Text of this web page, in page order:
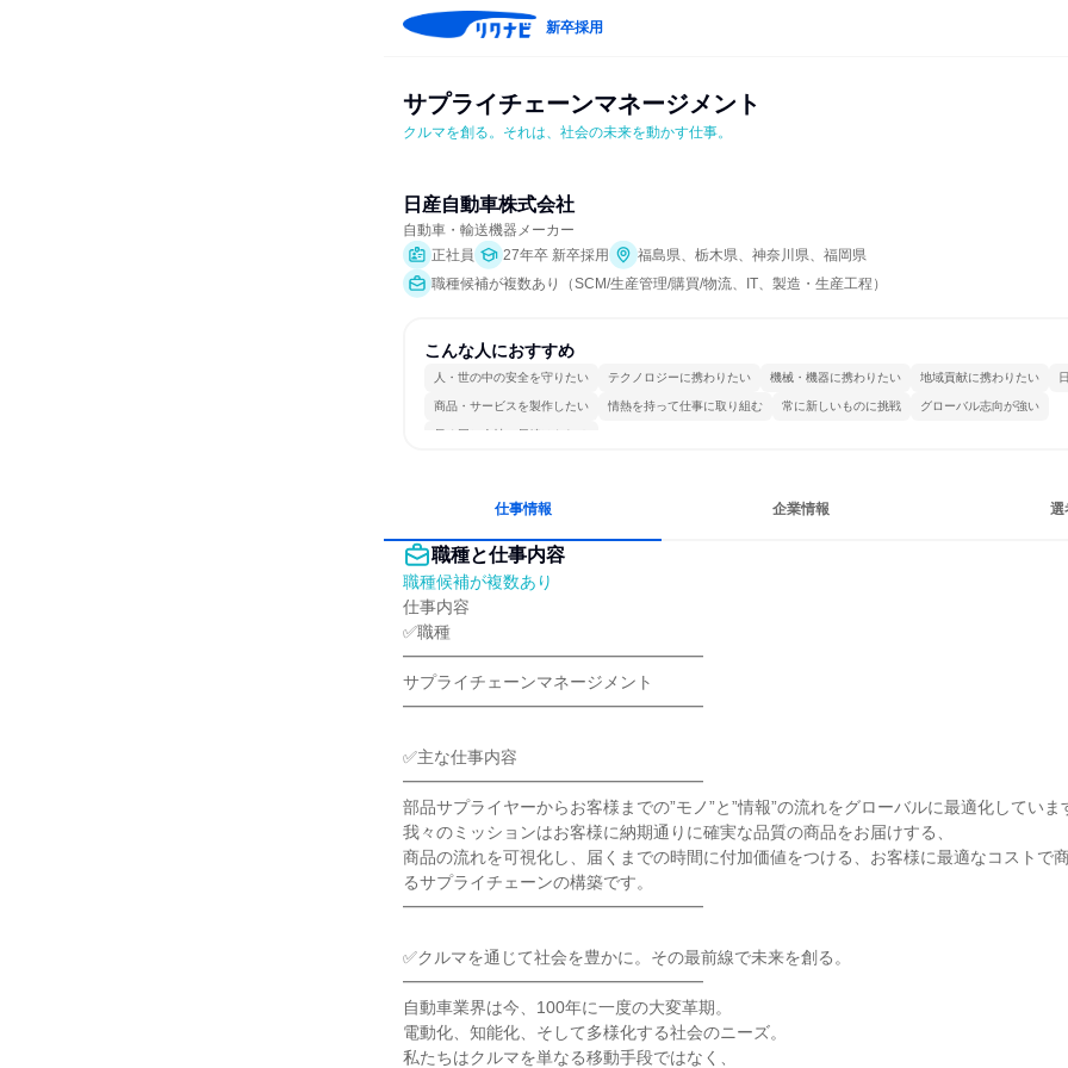
新卒採用
サプライチェーンマネージメント
クルマを創る。それは、社会の未来を動かす仕事。
日産自動車株式会社
自動車・輸送機器メーカー
正社員
27年卒 新卒採用
福島県、栃木県、神奈川県、福岡県
職種候補が複数あり（SCM/生産管理/購買/物流、IT、製造・生産工程）
こんな人におすすめ
人・世の中の安全を守りたい テクノロジーに携わりたい 機械・機器に携わりたい 地域貢献に携わりたい
商品・サービスを製作したい 情熱を持って仕事に取り組む 常に新しいものに挑戦 グローバル志向が強い
長く同じ会社に居続けられる
仕事情報 企業情報 選
職種と仕事内容
職種候補が複数あり
仕事内容
✅職種
━━━━━━━━━━━━━━━━━━
サプライチェーンマネージメント
━━━━━━━━━━━━━━━━━━
✅主な仕事内容
━━━━━━━━━━━━━━━━━━
部品サプライヤーからお客様までの”モノ”と”情報”の流れをグローバルに最適化していま
我々のミッションはお客様に納期通りに確実な品質の商品をお届けする、
商品の流れを可視化し、届くまでの時間に付加価値をつける、お客様に最適なコストで
るサプライチェーンの構築です。
━━━━━━━━━━━━━━━━━━
✅クルマを通じて社会を豊かに。その最前線で未来を創る。
━━━━━━━━━━━━━━━━━━
自動車業界は今、100年に一度の大変革期。
電動化、知能化、そして多様化する社会のニーズ。
私たちはクルマを単なる移動手段ではなく、